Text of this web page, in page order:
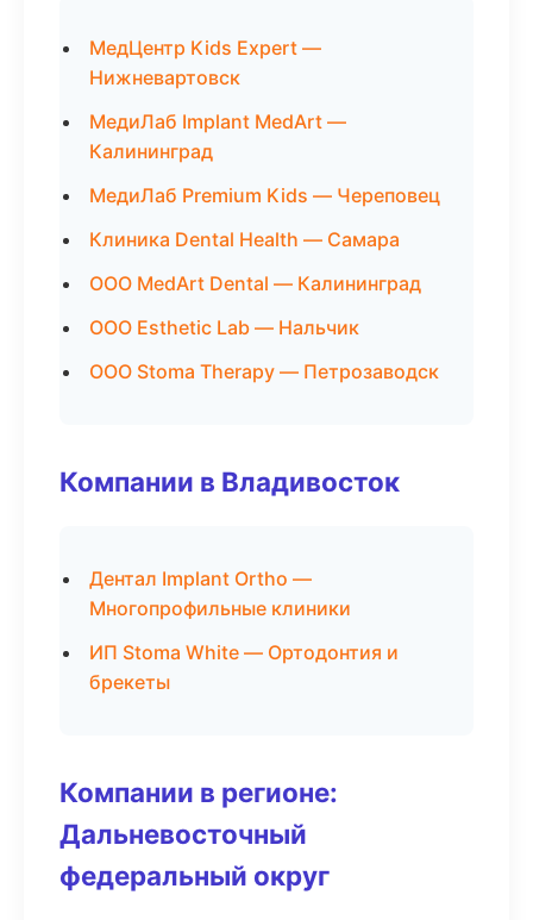
МедЦентр Kids Expert —
Нижневартовск
МедиЛаб Implant MedArt —
Калининград
МедиЛаб Premium Kids — Череповец
Клиника Dental Health — Самара
ООО MedArt Dental — Калининград
ООО Esthetic Lab — Нальчик
ООО Stoma Therapy — Петрозаводск
Компании в Владивосток
Дентал Implant Ortho —
Многопрофильные клиники
ИП Stoma White — Ортодонтия и
брекеты
Компании в регионе:
Дальневосточный
федеральный округ